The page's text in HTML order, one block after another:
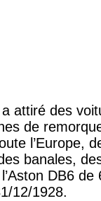
attiré des
de
l’Europe,
banales,
DB6
12/1928.